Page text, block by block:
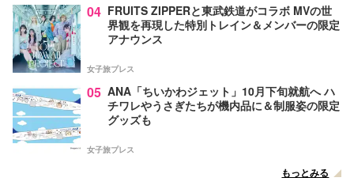
04 FRUITS ZIPPERと東武鉄道がコラボ MVの世
界観を再現した特別トレイン＆メンバーの限定
アナウンス
女子旅プレス
05 ANA「ちいかわジェット」10月下旬就航へ ハ
チワレやうさぎたちが機内品に＆制服姿の限定
グッズも
女子旅プレス
もっとみる